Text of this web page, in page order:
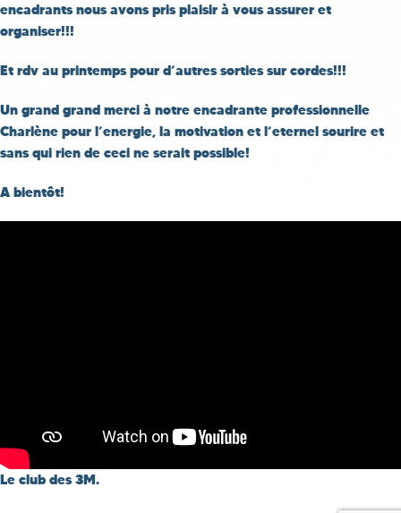
encadrants nous avons pris plaisir à vous assurer et
organiser!!!
Et rdv au printemps pour d’autres sorties sur cordes!!!
Un grand grand merci à notre encadrante professionnelle
Charlène pour l’energie, la motivation et l’eternel sourire et
sans qui rien de ceci ne serait possible!
A bientôt!
Le club des 3M.